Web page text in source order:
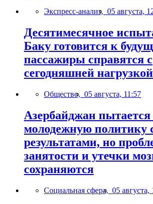
Экспресс-анализ, 05 августа,
Десятимесячное
Баку готовится к
пассажиры справятся с
сегодняшней
Общество, 05 августа, 11:57
Азербайджан пытается
молодежную политику
результатами, но
занятости и утечки
сохраняются
Социальная сфера, 05 августа,